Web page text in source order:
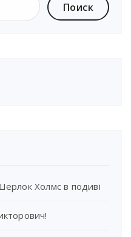
Холмс в подиві